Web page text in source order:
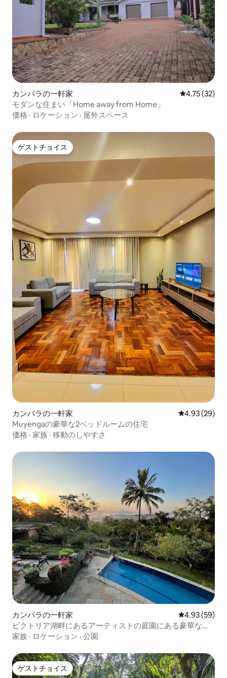
カンパラの一軒家 レビュー32
4.75 (32)
モダンな住まい「Home away from Home」
価格 · ロケーション · 屋外スペース
ゲストチョイス
ゲストチョイス
カンパラの一軒家 レビュー29
4.93 (29)
Muyengaの豪華な2ベッドルームの住宅
価格 · 家族 · 移動のしやすさ
カンパラの一軒家 レビュー59
4.93 (59)
ビクトリア湖畔にあるアーティストの庭園にある豪華な宿
泊先
家族 · ロケーション · 公園
ゲストチョイス
ゲストチョイス